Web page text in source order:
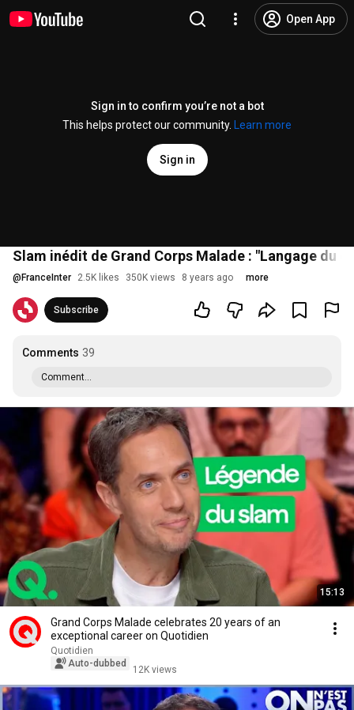
Open App
Sign in to confirm you’re not a bot
This helps protect our community.
Learn more
Sign in
Slam inédit de Grand Corps Malade : "Langage du
@ FranceInter 2.5K likes 350K views 8 years ago more
Subscribe
Comments 39
Comment...
15:13
Grand Corps Malade celebrates 20 years of an
exceptional career on Quotidien
Quotidien
Auto-dubbed
12K views